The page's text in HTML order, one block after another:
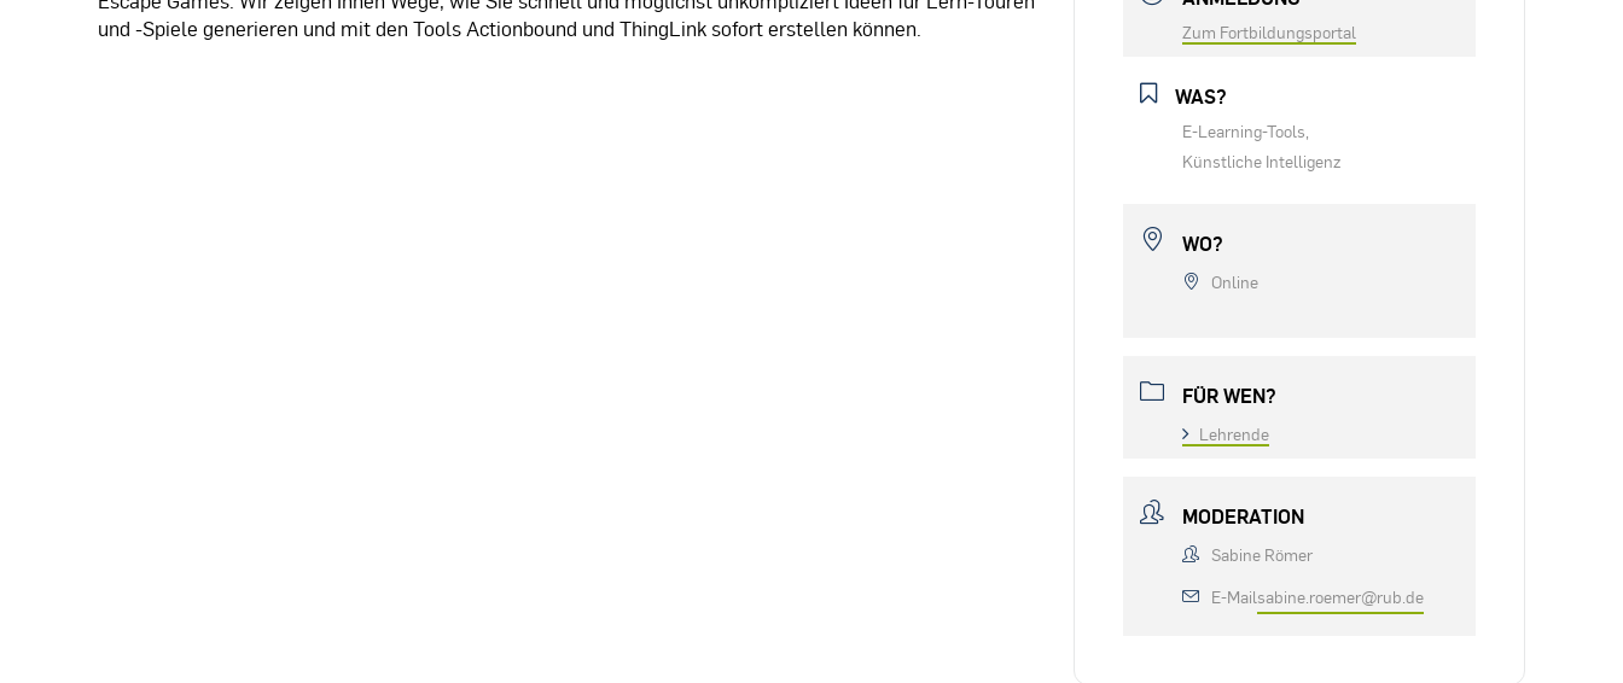
und -Spiele generieren und mit den Tools Actionbound und ThingLink sofort erstellen können.
Zum Fortbildungsportal
WAS?
E-Learning-Tools,
Künstliche Intelligenz
WO?
Online
FÜR WEN?
Lehrende
MODERATION
Sabine Römer
E-Mailsabine.roemer@rub.de